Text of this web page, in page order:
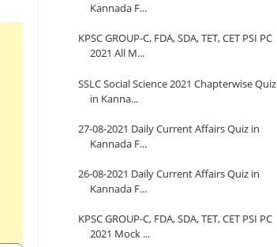
Kannada F...
KPSC GROUP-C, FDA, SDA, TET, CET PSI PC
2021 All M...
SSLC Social Science 2021 Chapterwise Quiz
in Kanna...
27-08-2021 Daily Current Affairs Quiz in
Kannada F...
26-08-2021 Daily Current Affairs Quiz in
Kannada F...
KPSC GROUP-C, FDA, SDA, TET, CET PSI PC
2021 Mock ...